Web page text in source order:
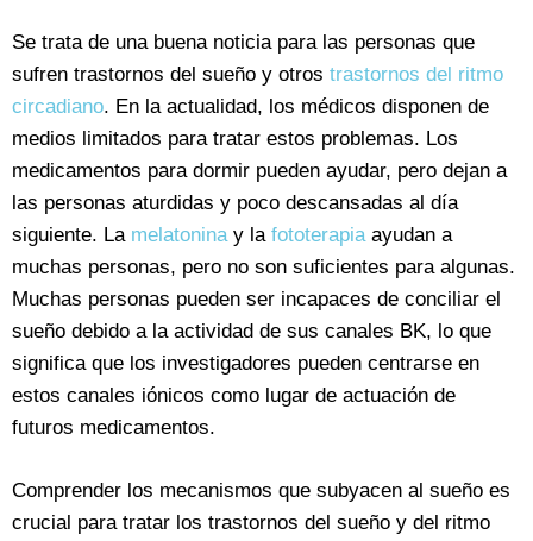
Se trata de una buena noticia para las personas que
sufren trastornos del sueño y otros trastornos del ritmo
circadiano. En la actualidad, los médicos disponen de
medios limitados para tratar estos problemas. Los
medicamentos para dormir pueden ayudar, pero dejan a
las personas aturdidas y poco descansadas al día
siguiente. La melatoninay la fototerapiaayudan a
muchas personas, pero no son suficientes para algunas.
Muchas personas pueden ser incapaces de conciliar el
sueño debido a la actividad de sus canales BK, lo que
significa que los investigadores pueden centrarse en
estos canales iónicos como lugar de actuación de
futuros medicamentos.
Comprender los mecanismos que subyacen al sueño es
crucial para tratar los trastornos del sueño y del ritmo